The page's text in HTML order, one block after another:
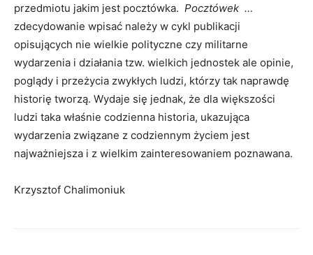
przedmiotu jakim jest pocztówka. Pocztówek …
zdecydowanie wpisać należy w cykl publikacji
opisujących nie wielkie polityczne czy militarne
wydarzenia i działania tzw. wielkich jednostek ale opinie,
poglądy i przeżycia zwykłych ludzi, którzy tak naprawdę
historię tworzą. Wydaje się jednak, że dla większości
ludzi taka właśnie codzienna historia, ukazująca
wydarzenia związane z codziennym życiem jest
najważniejsza i z wielkim zainteresowaniem poznawana.
Krzysztof Chalimoniuk